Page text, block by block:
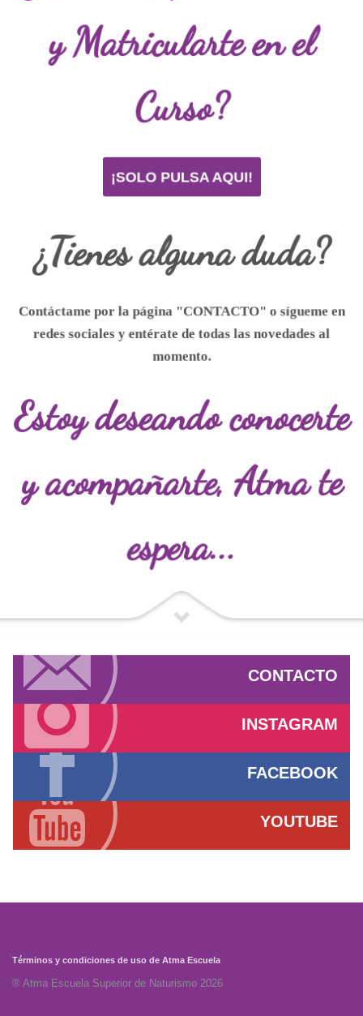
y Matricularte en el
Curso?
¡SOLO PULSA AQUI!
¿Tienes alguna duda?
Contáctame por la página "CONTACTO" osígueme en
redes sociales y entérate de todas las novedades al
momento.
Estoy deseando conocerte
y acompañarte,Atma te
espera...
CONTACTO
INSTAGRAM
FACEBOOK
YOUTUBE
Términos y condiciones de uso de Atma Escuela
® Atma Escuela Superior de Naturismo 2026